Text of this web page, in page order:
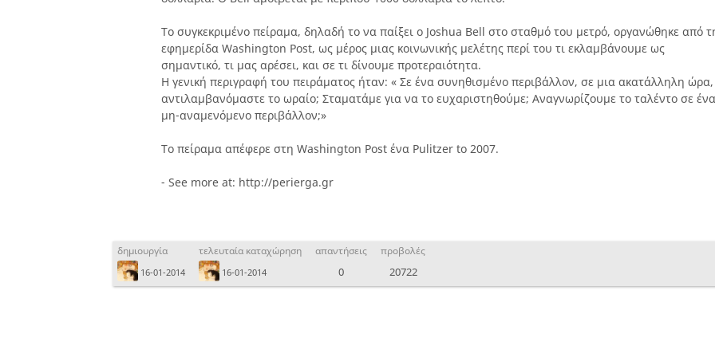
Το συγκεκριμένο πείραμα, δηλαδή το να παίξει ο Joshua Bell στο σταθμό του μετρό, οργανώθηκε από
εφημερίδα Washington Post, ως μέρος μιας κοινωνικής μελέτης περί του τι εκλαμβάνουμε ως
σημαντικό, τι μας αρέσει, και σε τι δίνουμε προτεραιότητα.
Η γενική περιγραφή του πειράματος ήταν: « Σε ένα συνηθισμένο περιβάλλον, σε μια ακατάλληλη ώρα,
αντιλαμβανόμαστε το ωραίο; Σταματάμε για να το ευχαριστηθούμε; Αναγνωρίζουμε το ταλέντο σε ένα
μη-αναμενόμενο περιβάλλον;»
Το πείραμα απέφερε στη Washington Post ένα Pulitzer to 2007.
- See more at: http://perierga.gr
δημιουργία
16-01-2014
τελευταία καταχώρηση
16-01-2014
απαντήσεις
0
προβολές
20722